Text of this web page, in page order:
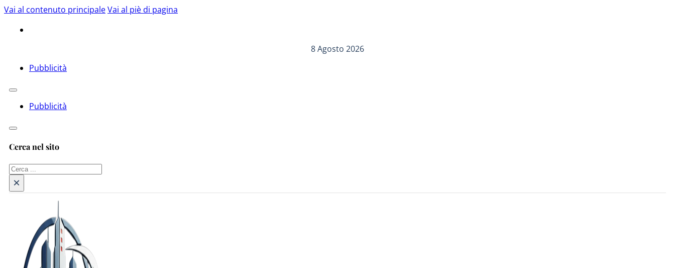
Vai al contenuto principaleVai al piè di pagina
8 Agosto 2026
Pubblicità
Pubblicità
Cerca nel sito
Cerca
×